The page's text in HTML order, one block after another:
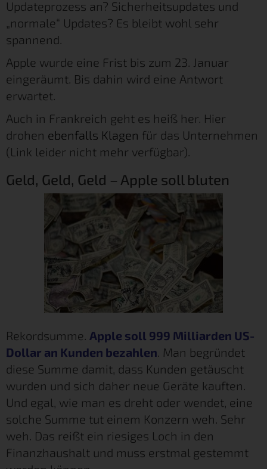
Updateprozess an? Sicherheitsupdates und
„normale“ Updates? Es bleibt wohl sehr
spannend.
Apple wurde eine Frist bis zum 23. Januar
eingeräumt. Bis dahin wird eine Antwort
erwartet.
Auch in Frankreich geht es heiß her. Hier
drohen ebenfalls Klagen für das Unternehmen
(Link leider nicht mehr verfügbar).
Geld, Geld, Geld – Apple soll bluten
Rekordsumme. Apple soll 999 Milliarden US-
Dollar an Kunden bezahlen. Man begründet
diese Summe damit, dass Kunden getäuscht
wurden und sich daher neue Geräte kauften.
Und egal, wie man es dreht oder wendet, eine
solche Summe tut einem Konzern weh. Sehr
weh. Das reißt ein riesiges Loch in den
Finanzhaushalt und muss erstmal gestemmt